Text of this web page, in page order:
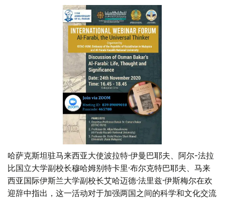
哈萨克斯坦驻马来西亚大使波拉特·伊曼巴耶夫、阿尔-法拉
比国立大学副校长穆哈姆别特卡里·布尔克特巴耶夫、马来
西亚国际伊斯兰大学副校长艾哈迈德·法里兹·伊斯梅尔在欢
迎辞中指出，这一活动对于加强两国之间的科学和文化交流